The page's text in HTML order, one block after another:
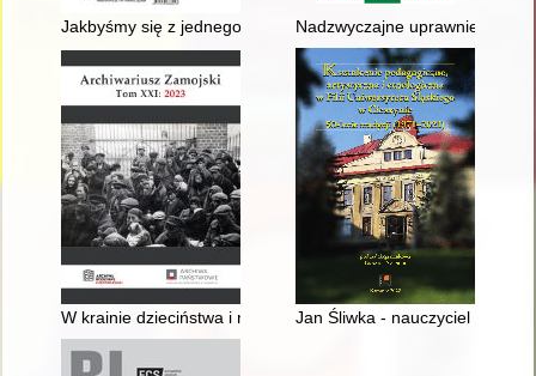
Jakbyśmy się z jednego jajka wykluli" : Czesław Miłosz w
Nadzwyczajne uprawnienia
W krainie dzieciństwa i nieco dalej = In the land of childhood
Jan Śliwka - nauczyciel i autor